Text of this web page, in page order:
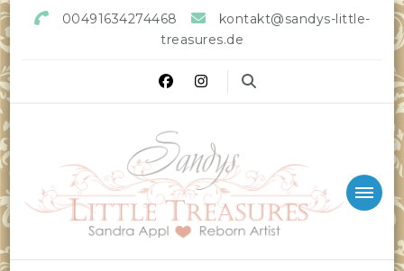
00491634274468
kontakt@sandys-little-
treasures.de